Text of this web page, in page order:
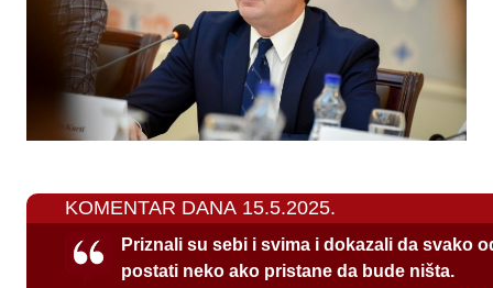
KOMENTAR DANA 15.5.2025.
Priznali su sebi i svima i dokazali da svako
postati neko ako pristane da bude ništa.